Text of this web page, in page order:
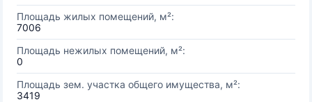
Площадь жилых помещений, м²:
7006
Площадь нежилых помещений, м²:
0
Площадь зем. участка общего имущества, м²:
3419